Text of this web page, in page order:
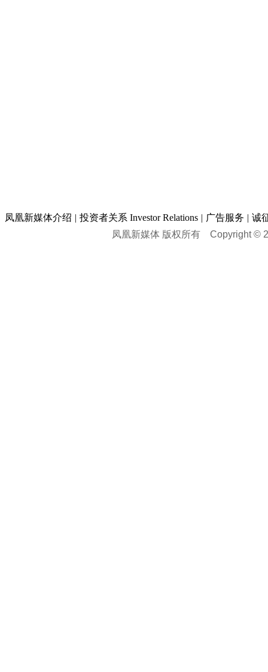
凤凰新媒体介绍 | 投资者关系 Investor Relations | 广告服务 | 诚
凤凰新媒体 版权所有 Copyright ©